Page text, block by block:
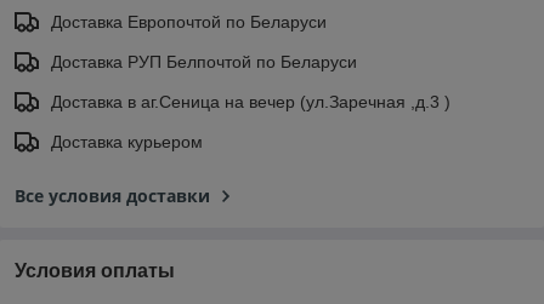
Доставка Европочтой по Беларуси
Доставка РУП Белпочтой по Беларуси
Доставка в аг.Сеница на вечер (ул.Заречная ,д.3 )
Доставка курьером
Все условия доставки
Условия оплаты